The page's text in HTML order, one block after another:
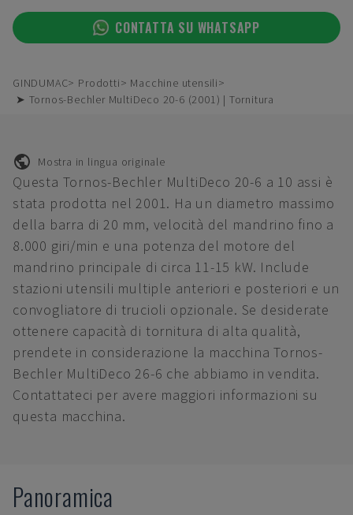
CONTATTA SU WHATSAPP
GINDUMAC Prodotti
Macchine utensili
➤ Tornos-Bechler MultiDeco 20-6 (2001) | Tornitura
Mostra in lingua originale
Questa Tornos-Bechler MultiDeco 20-6 a 10 assi è
stata prodotta nel 2001. Ha un diametro massimo
della barra di 20 mm, velocità del mandrino fino a
8.000 giri/min e una potenza del motore del
mandrino principale di circa 11-15 kW. Include
stazioni utensili multiple anteriori e posteriori e un
convogliatore di trucioli opzionale. Se desiderate
ottenere capacità di tornitura di alta qualità,
prendete in considerazione la macchina Tornos-
Bechler MultiDeco 26-6 che abbiamo in vendita.
Contattateci per avere maggiori informazioni su
questa macchina.
Panoramica